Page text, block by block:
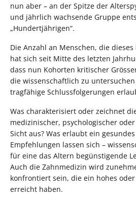
nun aber – an der Spitze der
und jährlich wachsende Gruppe
„Hundertjährigen“.
Die Anzahl an Menschen, die
hat sich seit Mitte des letzten
dass nun Kohorten kritischer
die wissenschaftlich zu
tragfähige Schlussfolgerungen
Was charakterisiert oder zeichnet
medizinischer, psychologischer
Sicht aus? Was erlaubt ein
Empfehlungen lassen sich –
für eine das Altern begünstigende
Auch die Zahnmedizin wird
konfrontiert sein, die ein hohes
erreicht haben.